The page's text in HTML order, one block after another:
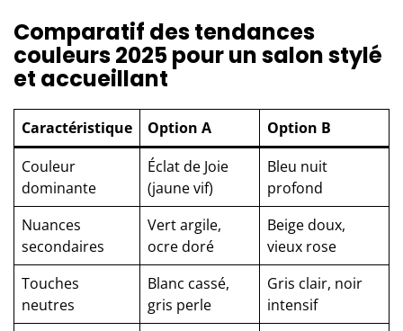
Comparatif des tendances
couleurs 2025 pour un salon stylé
et accueillant
Caractéristique Option A
Option B
Couleur
dominante
Éclat de Joie
(jaune vif)
Bleu nuit
profond
Nuances
secondaires
Vert argile,
ocre doré
Beige doux,
vieux rose
Touches
neutres
Blanc cassé,
gris perle
Gris clair, noir
intensif